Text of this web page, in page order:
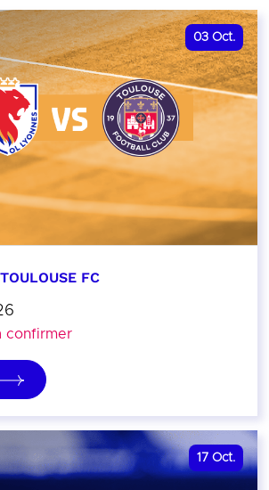
03 Oct.
FC
confirmer
17 Oct.